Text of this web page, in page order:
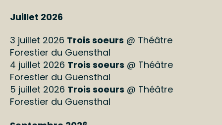
Juillet 2026
3 juillet 2026 Trois soeurs @ Théâtre
Forestier du Guensthal
4 juillet 2026 Trois soeurs @ Théâtre
Forestier du Guensthal
5 juillet 2026 Trois soeurs @ Théâtre
Forestier du Guensthal